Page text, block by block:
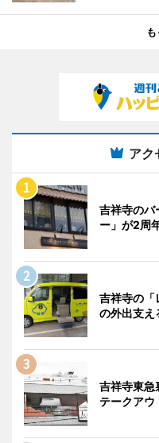
アク
吉祥寺のバ
ー」が2周
吉祥寺の
の外出支え
吉祥寺東
テークアウ